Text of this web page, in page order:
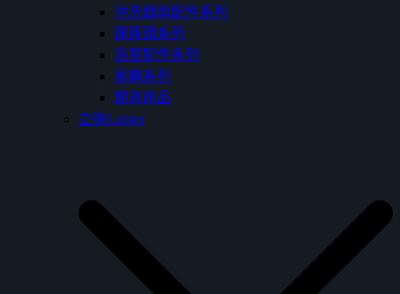
沖洗器與配件系列
蓮蓬頭系列
浴室配件系列
易購系列
期貨商品
立徠Laister